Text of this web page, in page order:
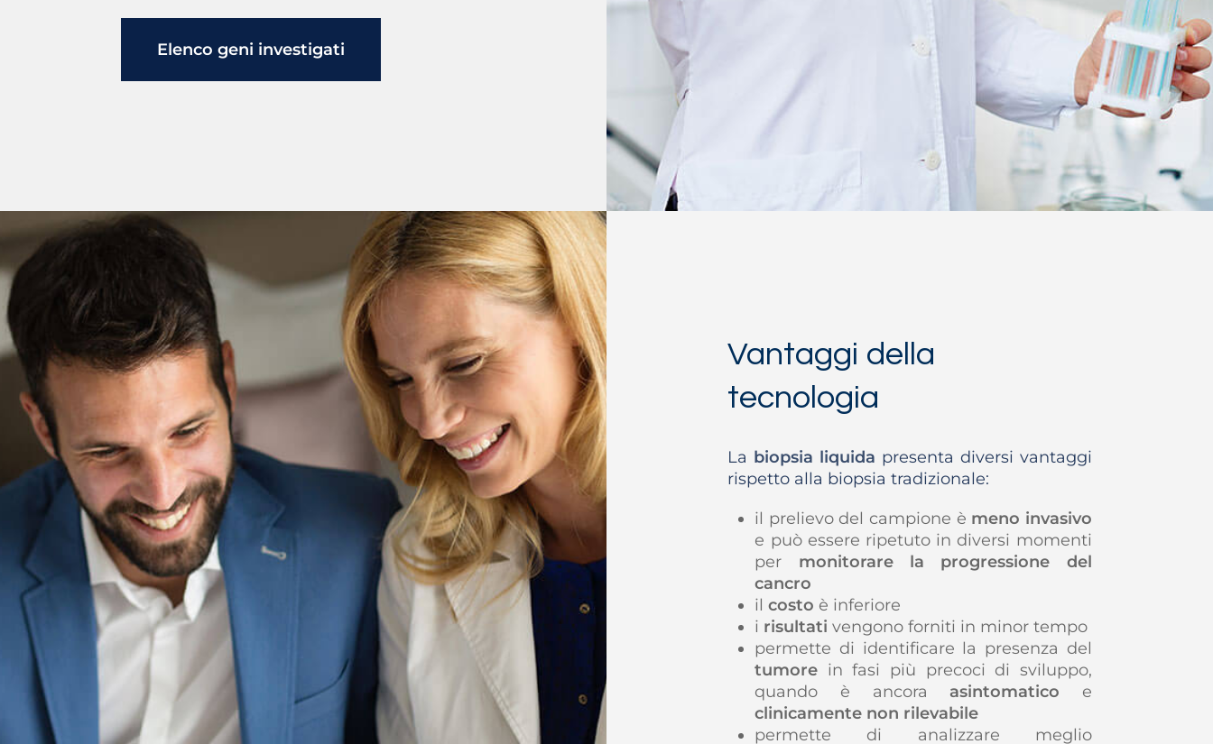
Elenco geni investigati
Vantaggi della
tecnologia
La biopsia liquida presenta diversi vantaggi
rispetto alla biopsia tradizionale:
il prelievo del campione è meno invasivo
e può essere ripetuto in diversi momenti
per monitorare la progressione del
cancro
ilcosto è inferiore
i risultati vengono forniti in minor tempo
permette di identificare la presenza del
tumore in fasi più precoci di sviluppo,
quando è ancoraasintomatico e
clinicamente non rilevabile
permette di analizzare meglio